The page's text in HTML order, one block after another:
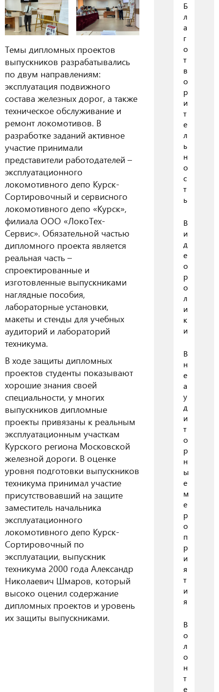
Темы дипломных проектов
выпускников разрабатывались
по двум направлениям:
эксплуатация подвижного
состава железных дорог, а также
техническое обслуживание и
ремонт локомотивов. В
разработке заданий активное
участие принимали
представители работодателей –
эксплуатационного
локомотивного депо Курск-
Сортировочный и сервисного
локомотивного депо «Курск»,
филиала ООО «ЛокоТех-
Сервис». Обязательной частью
дипломного проекта является
реальная часть –
спроектированные и
изготовленные выпускниками
наглядные пособия,
лабораторные установки,
макеты и стенды для учебных
аудиторий и лабораторий
техникума.
В ходе защиты дипломных
проектов студенты показывают
хорошие знания своей
специальности, у многих
выпускников дипломные
проекты привязаны к реальным
эксплуатационным участкам
Курского региона Московской
железной дороги. В оценке
уровня подготовки выпускников
техникума принимал участие
присутствовавший на защите
заместитель начальника
эксплуатационного
локомотивного депо Курск-
Сортировочный по
эксплуатации, выпускник
техникума 2000 года Александр
Николаевич Шмаров, который
высоко оценил содержание
дипломных проектов и уровень
их защиты выпускниками.
Б
л
а
г
о
т
в
о
р
и
т
е
л
ь
н
о
с
т
ь
В
и
д
е
о
р
о
л
и
к
и
В
н
е
а
у
д
и
т
о
р
н
ы
е
м
е
р
о
п
р
и
я
т
и
я
В
о
л
о
н
т
е